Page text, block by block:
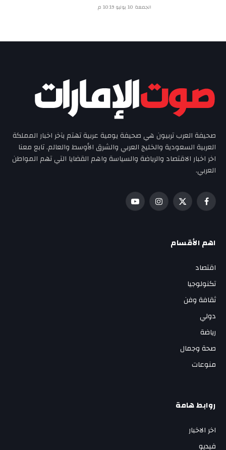
الجمعة 10 يوليو 10:19 م
صحيفة العرب تربيون هي صحيفة يومية عربية تهتم بآخر اخبار المملكة
العربية السعودية والخليج العربي والشرق الأوسط والعالم. تابع معنا
اخر اخبار الاقتصاد والرياضة والسياسة واهم القضايا التي تهم المواطن
العربي.
فيسبوك
X
الانستغراميوتيوب
اهم الأقسام
اقتصاد
تكنولوجيا
ثقافة وفن
دولي
رياضة
صحة وجمال
منوعات
روابط هامة
اخر الاخبار
فيديو